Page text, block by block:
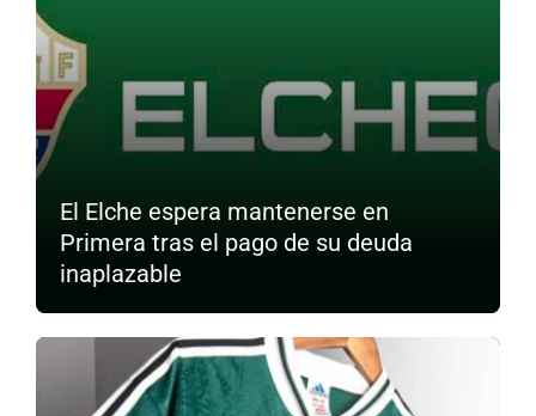
El Elche espera mantenerse en
Primera tras el pago de su deuda
inaplazable